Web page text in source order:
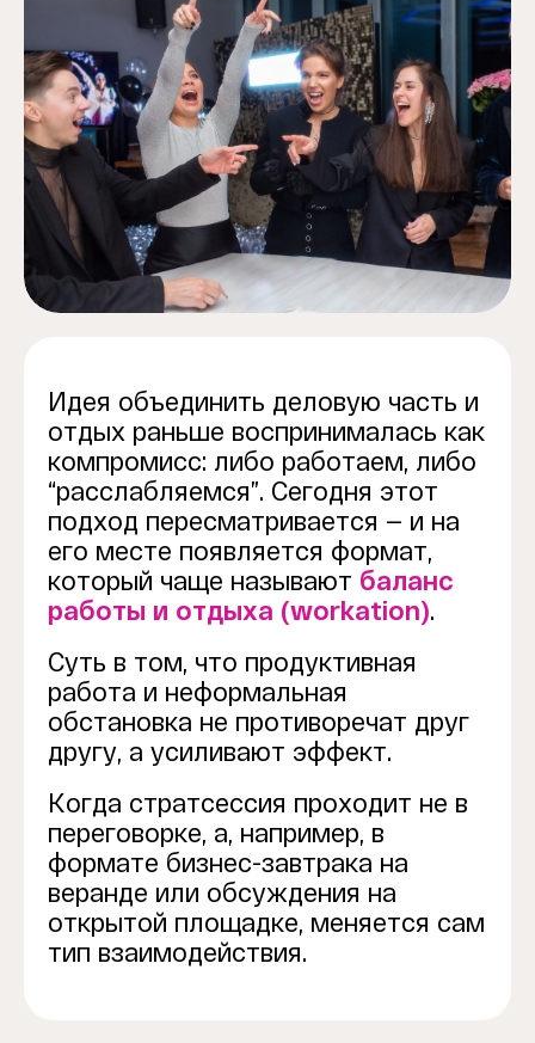
Идея объединить деловую часть и
отдых раньше воспринималась как
компромисс: либо работаем, либо
“расслабляемся”. Сегодня этот
подход пересматривается — и на
его месте появляется формат,
который чаще называют баланс
работы и отдыха (workation).
Суть в том, что продуктивная
работа и неформальная
обстановка не противоречат друг
другу, а усиливают эффект.
Когда стратсессия проходит не в
переговорке, а, например, в
формате бизнес-завтрака на
веранде или обсуждения на
открытой площадке, меняется сам
тип взаимодействия.